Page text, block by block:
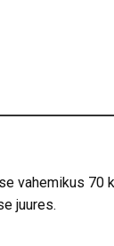
vahemikus
juures.